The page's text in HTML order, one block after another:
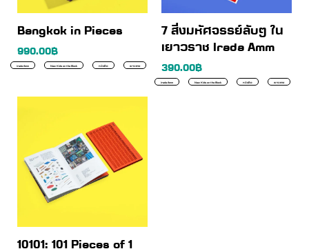
Bangkok in Pieces
990.00฿
irada Amm New Kids on the Block หนังสือ เยาวราช
7 สิ่งมหัศจรรย์ลับๆ ใน
เยาวราช Irada Amm
390.00฿
irada Amm New Kids on the Block หนังสือ เยาวราช